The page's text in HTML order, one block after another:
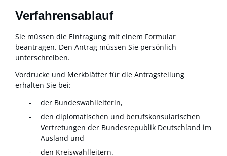
Verfahrensablauf
Sie müssen die Eintragung mit einem Formular
beantragen. Den Antrag müssen Sie persönlich
unterschreiben.
Vordrucke und Merkblätter für die Antragstellung
erhalten Sie bei:
der Bundeswahlleiterin,
den diplomatischen und berufskonsularischen
Vertretungen der Bundesrepublik Deutschland im
Ausland und
den Kreiswahlleitern.